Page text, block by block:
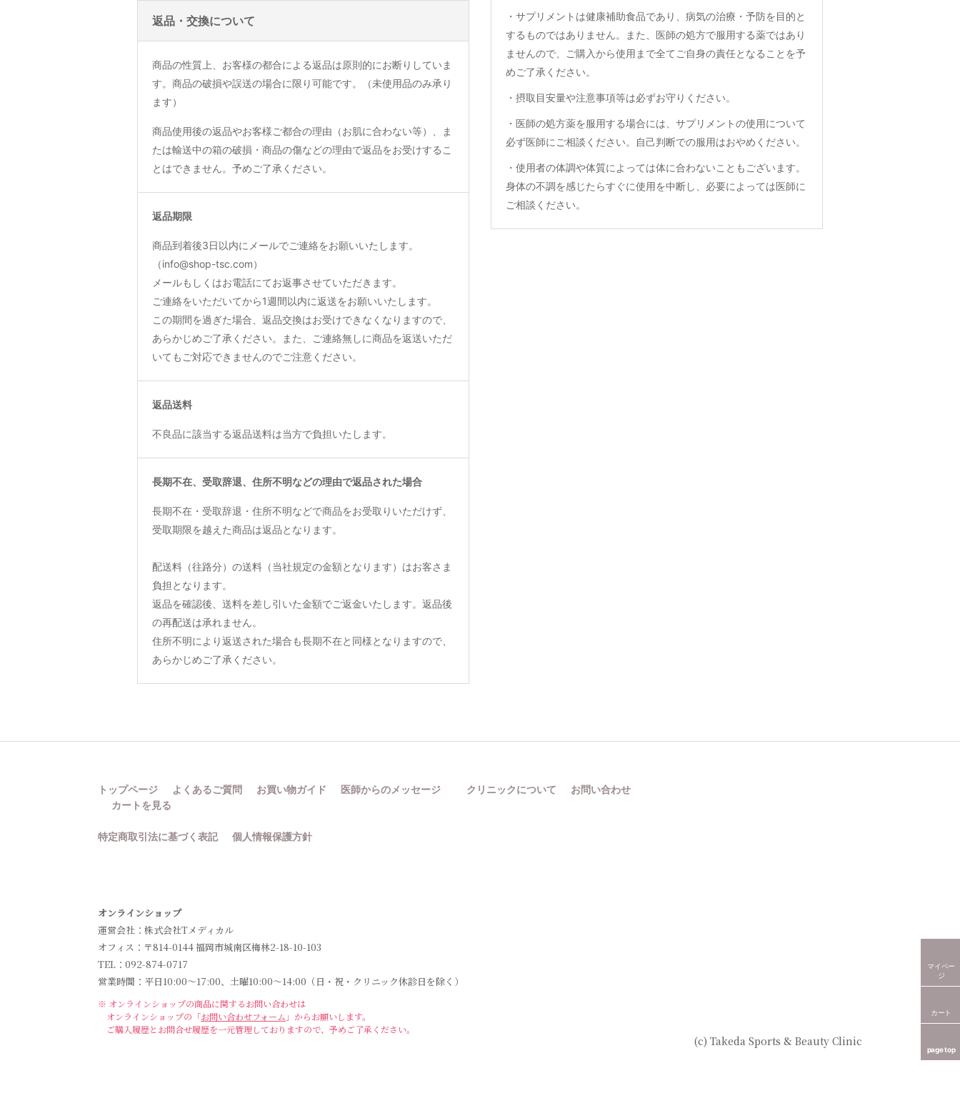
マイペー
ジ
カート
page top
返品・交換について
商品の性質上、お客様の都合による返品は原則的にお断りしていま
す。商品の破損や誤送の場合に限り可能です。（未使用品のみ承り
ます）
商品使用後の返品やお客様ご都合の理由（お肌に合わない等）、ま
たは輸送中の箱の破損・商品の傷などの理由で返品をお受けするこ
とはできません。予めご了承ください。
返品期限
商品到着後3日以内にメールでご連絡をお願いいたします。
（info@shop-tsc.com）
メールもしくはお電話にてお返事させていただきます。
ご連絡をいただいてから1週間以内に返送をお願いいたします。
この期間を過ぎた場合、返品交換はお受けできなくなりますので、
あらかじめご了承ください。また、ご連絡無しに商品を返送いただ
いてもご対応できませんのでご注意ください。
返品送料
不良品に該当する返品送料は当方で負担いたします。
長期不在、受取辞退、住所不明などの理由で返品された場合
長期不在・受取辞退・住所不明などで商品をお受取りいただけず、
受取期限を越えた商品は返品となります。
配送料（往路分）の送料（当社規定の金額となります）はお客さま
負担となります。
返品を確認後、送料を差し引いた金額でご返金いたします。返品後
の再配送は承れません。
住所不明により返送された場合も長期不在と同様となりますので、
あらかじめご了承ください。
・サプリメントは健康補助食品であり、病気の治療・予防を目的と
するものではありません。また、医師の処方で服用する薬ではあり
ませんので、ご購入から使用まで全てご自身の責任となることを予
めご了承ください。
・摂取目安量や注意事項等は必ずお守りください。
・医師の処方薬を服用する場合には、サプリメントの使用について
必ず医師にご相談ください。自己判断での服用はおやめください。
・使用者の体調や体質によっては体に合わないこともございます。
身体の不調を感じたらすぐに使用を中断し、必要によっては医師に
ご相談ください。
トップページ よくあるご質問 お買い物ガイド 医師からのメッセージ クリニックについて
お問い合わせ
カートを見る
特定商取引法に基づく表記 個人情報保護方針
オンラインショップ
運営会社：株式会社Tメディカル
オフィス：〒814-0144 福岡市城南区梅林2-18-10-103
TEL：092-874-0717
営業時間：平日10:00～17:00、土曜10:00～14:00（日・祝・クリニック休診日を除く）
※ オンラインショップの商品に関するお問い合わせは
オンラインショップの「お問い合わせフォーム 」からお願いします。
ご購入履歴とお問合せ履歴を一元管理しておりますので、予めご了承ください。
(c) Takeda Sports & Beauty Clinic